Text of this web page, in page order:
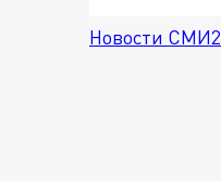
Новости СМИ2